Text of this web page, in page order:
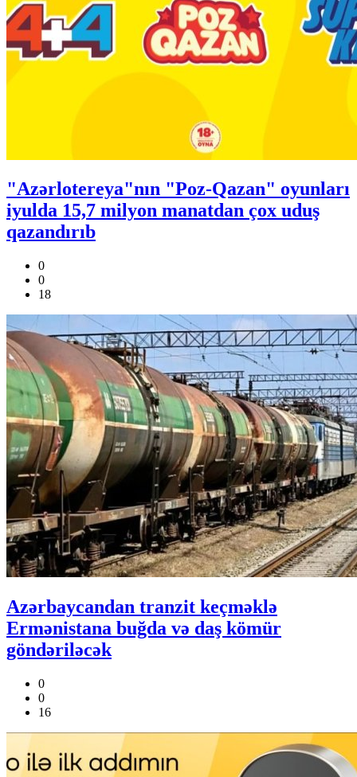
"Azərlotereya"nın "Poz-Qazan" oyunları
iyulda 15,7 milyon manatdan çox uduş
qazandırıb
0
0
18
Azərbaycandan tranzit keçməklə
Ermənistana buğda və daş kömür
göndəriləcək
0
0
16